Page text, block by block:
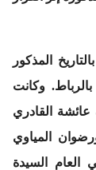
المذكور
وكانت
عائشة القادري
المياوي
العام السيدة